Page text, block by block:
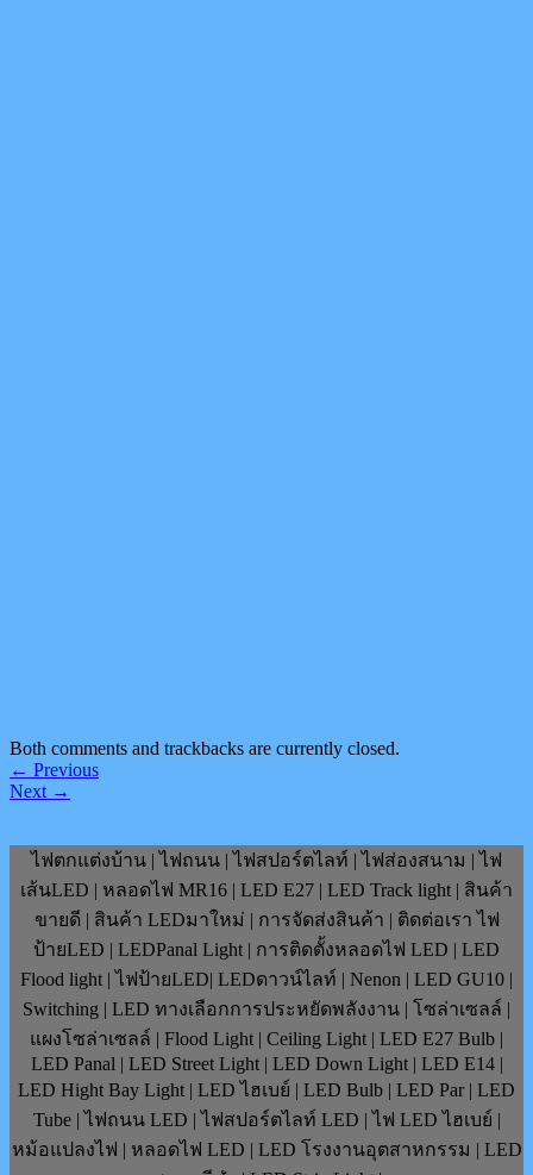
Both comments and trackbacks are currently closed.
← Previous
Next →
ไฟตกแต่งบ้าน | ไฟถนน | ไฟสปอร์ตไลท์ | ไฟส่องสนาม | ไฟ
เส้นLED | หลอดไฟ MR16 | LED E27 | LED Track light | สินค้า
ขายดี | สินค้า LEDมาใหม่ | การจัดส่งสินค้า | ติดต่อเรา ไฟ
ป้ายLED | LEDPanal Light | การติดตั้งหลอดไฟ LED | LED
Flood light | ไฟป้ายLED| LEDดาวน์ไลท์ | Nenon | LED GU10 |
Switching | LED ทางเลือกการประหยัดพลังงาน | โซล่าเซลล์ |
แผงโซล่าเซลล์ | Flood Light | Ceiling Light | LED E27 Bulb |
LED Panal | LED Street Light | LED Down Light | LED E14 |
LED Hight Bay Light | LED ไฮเบย์ | LED Bulb | LED Par | LED
Tube | ไฟถนน LED | ไฟสปอร์ตไลท์ LED | ไฟ LED ไฮเบย์ |
หม้อแปลงไฟ | หลอดไฟ LED | LED โรงงานอุตสาหกรรม | LED